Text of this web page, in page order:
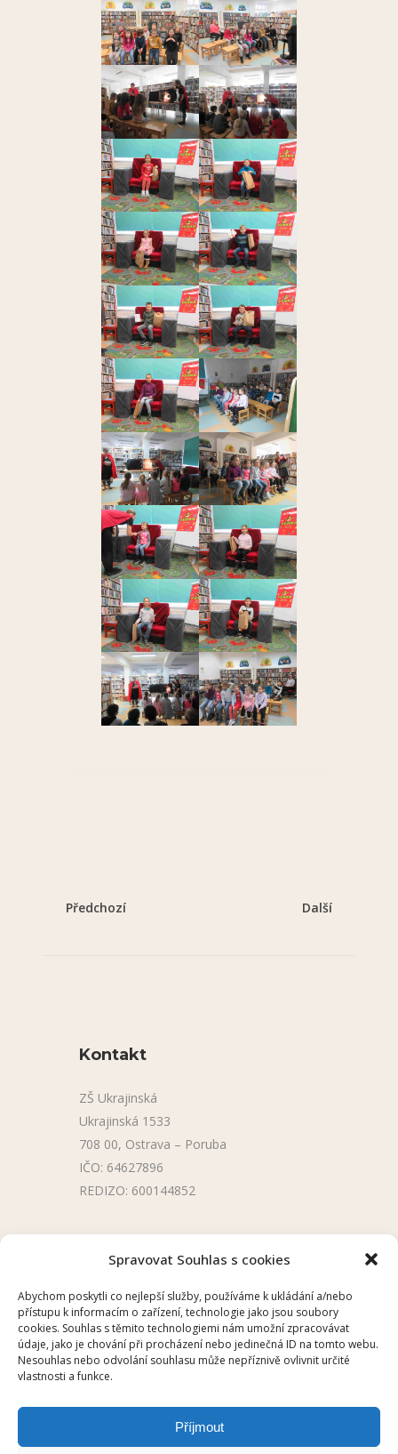
Spravovat Souhlas s cookies
Abychom poskytli co nejlepší služby, používáme k ukládání a/nebo
přístupu k informacím o zařízení, technologie jako jsou soubory
cookies. Souhlas s těmito technologiemi nám umožní zpracovávat
údaje, jako je chování při procházení nebo jedinečná ID na tomto webu.
Nesouhlas nebo odvolání souhlasu může nepříznivě ovlivnit určité
vlastnosti a funkce.
Příjmout
Předchozí Další
Kontakt
ZŠ Ukrajinská
Ukrajinská 1533
708 00, Ostrava – Poruba
IČO: 64627896
REDIZO: 600144852
Úřední deska
Školní aplikace